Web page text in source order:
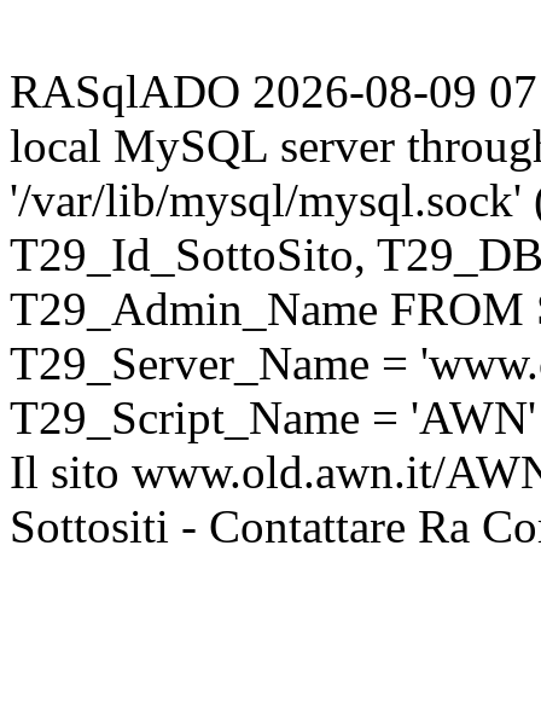
RASqlADO 2026-08-09
local MySQL server
'/var/lib/mysql/mysql.sock'
T29_Id_SottoSito,
T29_Admin_Name
T29_Server_Name =
T29_Script_Name = 'AWN'
Il sito www.old.awn.it/
Sottositi - Contattare Ra